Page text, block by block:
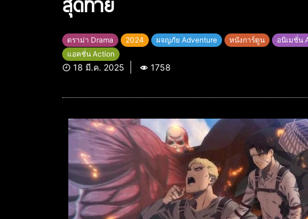
ดราม่า Drama 2024 ผจญภัย Adventure หนังการ์ตูน
อนิเมชั่น
แอคชั่น Action
18 มี.ค. 2025 1758